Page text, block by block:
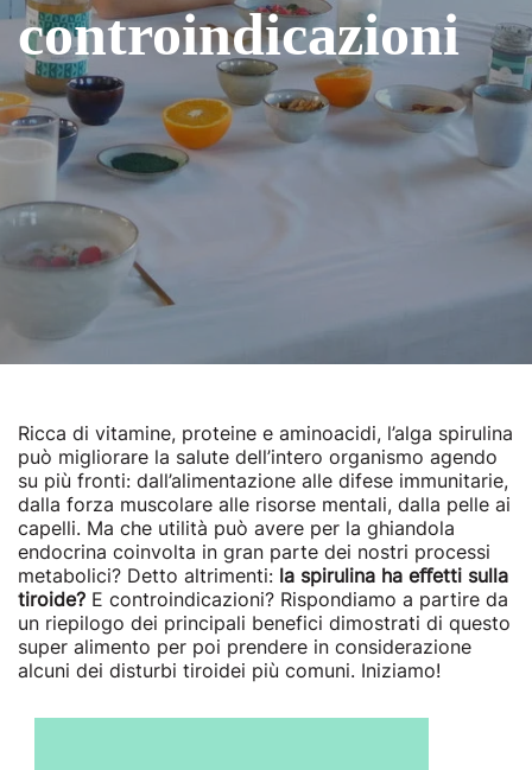
controindicazioni
Ricca di vitamine, proteine e aminoacidi, l’alga spirulina
può migliorare la salute dell’intero organismo agendo
su più fronti: dall’alimentazione alle difese immunitarie,
dalla forza muscolare alle risorse mentali, dalla pelle ai
capelli. Ma che utilità può avere per la ghiandola
endocrina coinvolta in gran parte dei nostri processi
metabolici? Detto altrimenti: la spirulina ha eﬀetti sulla
tiroide? E controindicazioni? Rispondiamo a partire da
un riepilogo dei principali benefici dimostrati di questo
super alimento per poi prendere in considerazione
alcuni dei disturbi tiroidei più comuni. Iniziamo!